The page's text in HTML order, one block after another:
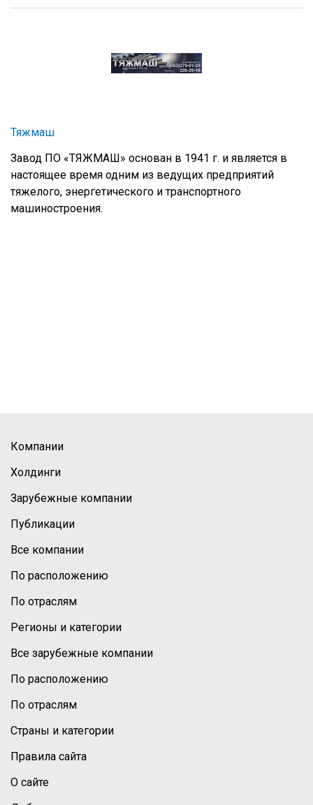
Тяжмаш
Завод ПО «ТЯЖМАШ» основан в 1941 г. и является в
настоящее время одним из ведущих предприятий
тяжелого, энергетического и транспортного
машиностроения.
Компании
Холдинги
Зарубежные компании
Публикации
Все компании
По расположению
По отраслям
Регионы и категории
Все зарубежные компании
По расположению
По отраслям
Страны и категории
Правила сайта
О сайте